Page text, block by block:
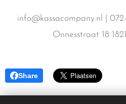
info@kassacompany.nl |
Onnesstraat 18
Share